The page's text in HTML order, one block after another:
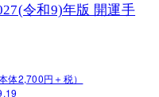
令和9)年版 開運手
体2,700円＋税）